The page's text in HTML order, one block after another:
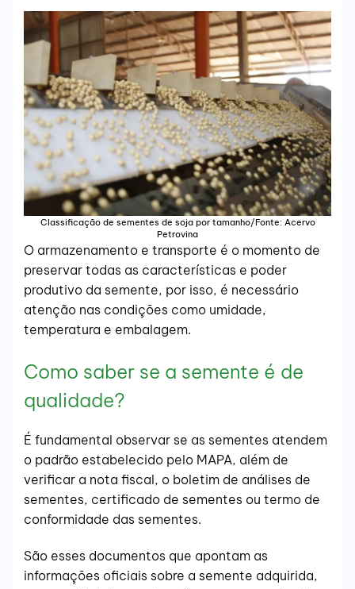
Classificação de sementes de soja por tamanho/Fonte: Acervo
Petrovina
O armazenamento e transporte é o momento de
preservar todas as características e poder
produtivo da semente, por isso, é necessário
atenção nas condições como umidade,
temperatura e embalagem.
Como saber se a semente é de
qualidade?
É fundamental observar se as sementes atendem
o padrão estabelecido pelo MAPA, além de
verificar a nota fiscal, o boletim de análises de
sementes, certificado de sementes ou termo de
conformidade das sementes.
São esses documentos que apontam as
informações oficiais sobre a semente adquirida,